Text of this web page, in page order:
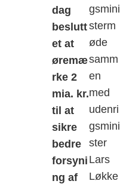
dag
beslutt
et at
øremæ
rke 2
mia. kr.
til at
sikre
bedre
forsyni
ng af
gsmini
sterm
øde
samm
en
med
udenri
gsmini
ster
Lars
Løkke